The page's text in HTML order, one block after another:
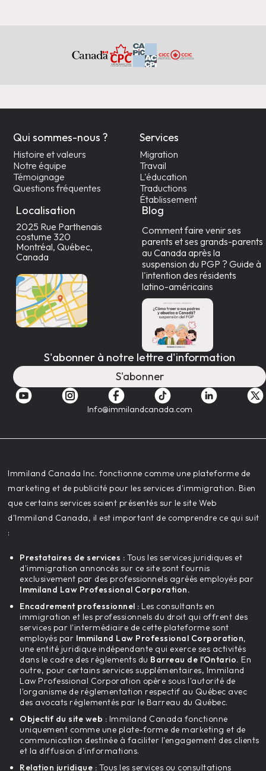
Qui sommes-nous ?
Histoire et valeurs
Notre équipe
Témoignage
Questions fréquentes
Services
Migration
Travail
L'éducation
Traductions
Établissement
Localisation
2025 Rue Parthenais
costume 320
Montréal, Québec,
Canada
Blog
Comment faire venir ses
parents et ses grands-parents
au Canada après la
suspension du PGP ? Guide à
l'intention des résidents
latino-américains
S'abonner à notre lettre d'information
S'abonner
Info@immilandcanada.com
‍Immiland Canada Inc. fonctionne comme une plateforme de
marketing et de publicité pour les services d'immigration. Bien
que certains services soient présentés sur le site Web
d'Immiland Canada, il est important de comprendre ce qui suit
:
Prestataires de services : Tous les services juridiques et
d'immigration annoncés sur ce site sont fournis
exclusivement par des professionnels agréés employés par
Immiland Law Professional Corporation.
Encadrement professionnel : Les consultants en
immigration et les professionnels du droit qui offrent des
services par l'intermédiaire de cette plateforme sont
employés par Immiland Law Professional Corporation,
une entité juridique indépendante qui exerce ses activités
dans le cadre des règlements du Barreau de l'Ontario. En
outre, pour certains services supplémentaires, Immiland
Law Professional Corporation opère sous l'autorité de
l'organisme de réglementation respectif au Québec avec
des avocats réglementés par le Barreau du Québec.
Objectif du site web : Immiland Canada fonctionne
uniquement comme une plate-forme de marketing et de
communication destinée à faciliter l'engagement des clients
et la diffusion d'informations.
Relation juridique : Tous les services ou consultations